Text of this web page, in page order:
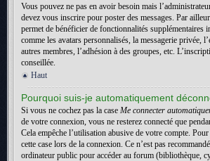
Vous pouvez ne pas en avoir besoin mais
devez vous inscrire pour poster des messages. Par
permet de bénéficier de fonctionnalités supplémentaires
comme les avatars personnalisés, la messagerie privée,
autres membres, l’adhésion à des groupes, etc.
conseillée.
Haut
Pourquoi suis-je automatiquement
Si vous ne cochez pas la case Me connecter
de votre connexion, vous ne resterez connecté que
Cela empêche l’utilisation abusive de votre compte.
cette case lors de la connexion. Ce n’est pas
ordinateur public pour accéder au forum (bibliothèque,